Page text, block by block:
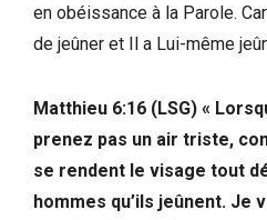
en obéissance à la Parole.
de jeûner et Il a Lui-même
Matthieu 6:16 (LSG) «
prenez pas un air triste,
se rendent le visage tout
hommes qu’ils jeûnent. Je